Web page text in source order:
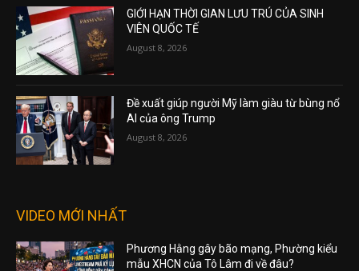
GIỚI HẠN THỜI GIAN LƯU TRÚ CỦA SINH
VIÊN QUỐC TẾ
August 8, 2026
Đề xuất giúp người Mỹ làm giàu từ bùng nổ
AI của ông Trump
August 8, 2026
VIDEO MỚI NHẤT
Phương Hằng gây bão mạng, Phường kiểu
mẫu XHCN của Tô Lâm đi về đâu?